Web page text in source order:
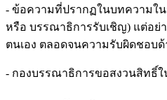
- ข้อความที่ปรากฏในบทความใ
หรือ บรรณาธิการรับเชิญ) แต่อย่
ตนเอง ตลอดจนความรับผิดชอบ
- กองบรรณาธิการขอสงวนสิทธิ์